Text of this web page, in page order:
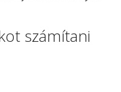
számítani